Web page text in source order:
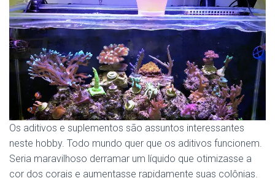
Os aditivos e suplementos são assuntos interessantes
neste hobby. Todo mundo quer que os aditivos funcionem.
Seria maravilhoso derramar um líquido que otimizasse a
cor dos corais e aumentasse rapidamente suas colônias.